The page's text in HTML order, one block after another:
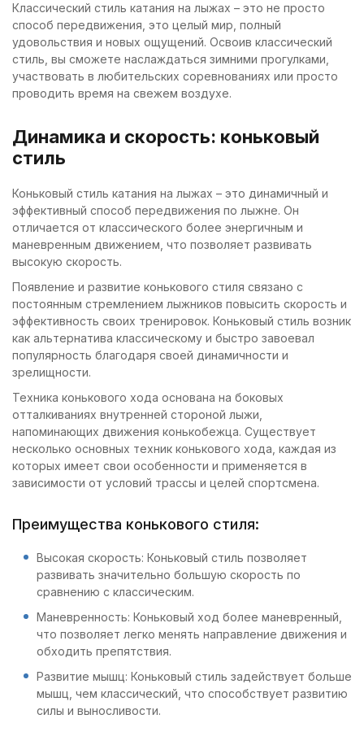
Классический стиль катания на лыжах – это не просто
способ передвижения, это целый мир, полный
удовольствия и новых ощущений. Освоив классический
стиль, вы сможете наслаждаться зимними прогулками,
участвовать в любительских соревнованиях или просто
проводить время на свежем воздухе.
Динамика и скорость: коньковый
стиль
Коньковый стиль катания на лыжах – это динамичный и
эффективный способ передвижения по лыжне. Он
отличается от классического более энергичным и
маневренным движением, что позволяет развивать
высокую скорость.
Появление и развитие конькового стиля связано с
постоянным стремлением лыжников повысить скорость и
эффективность своих тренировок. Коньковый стиль возник
как альтернатива классическому и быстро завоевал
популярность благодаря своей динамичности и
зрелищности.
Техника конькового хода основана на боковых
отталкиваниях внутренней стороной лыжи,
напоминающих движения конькобежца. Существует
несколько основных техник конькового хода, каждая из
которых имеет свои особенности и применяется в
зависимости от условий трассы и целей спортсмена.
Преимущества конькового стиля:
Высокая скорость: Коньковый стиль позволяет
развивать значительно большую скорость по
сравнению с классическим.
Маневренность: Коньковый ход более маневренный,
что позволяет легко менять направление движения и
обходить препятствия.
Развитие мышц: Коньковый стиль задействует больше
мышц, чем классический, что способствует развитию
силы и выносливости.